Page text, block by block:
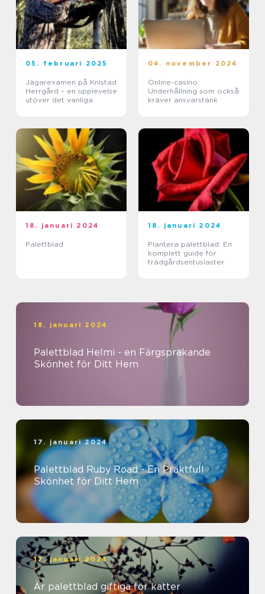
05. februari 2025
Jägarexamen på Knistad
Herrgård – en upplevelse
utöver det vanliga
04. november 2024
Online-casino:
Underhållning som också
kräver ansvarstänk
18. januari 2024
Palettblad
18. januari 2024
Plantera palettblad: En
komplett guide för
trädgårdsentusiaster
18. januari 2024
Palettblad Helmi - en Färgsprakande
Skönhet för Ditt Hem
17. januari 2024
Palettblad Ruby Road - En Praktfull
Skönhet för Ditt Hem
17. januari 2024
Är palettblad giftiga för katter